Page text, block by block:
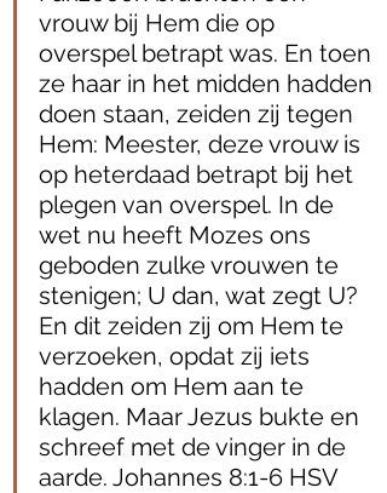
vrouw bij Hem die op
overspel betrapt was. En toen
ze haar in het midden hadden
doen staan, zeiden zij tegen
Hem: Meester, deze vrouw is
op heterdaad betrapt bij het
plegen van overspel. In de
wet nu heeft Mozes ons
geboden zulke vrouwen te
stenigen; U dan, wat zegt U?
En dit zeiden zij om Hem te
verzoeken, opdat zij iets
hadden om Hem aan te
klagen. Maar Jezus bukte en
schreef met de vinger in de
aarde. Johannes 8:1‭-‬6 HSV